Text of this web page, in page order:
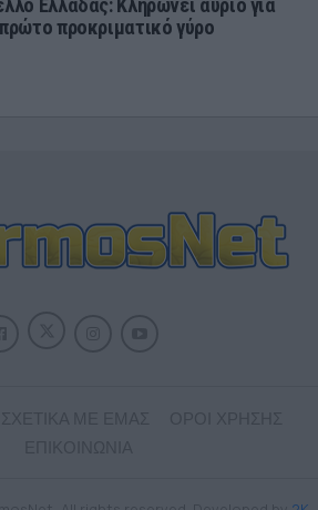
Ελλάδας: Κληρώνει αύριο για
προκριματικό γύρο